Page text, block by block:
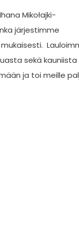
Mikołajki-
järjestimme
sekä kauniista
ja toi meille